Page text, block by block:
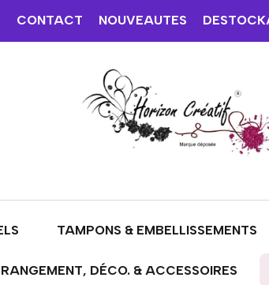
CONTACT NOUVEAUTES
TAMPONS & EMBELLISSEMENTS
RANGEMENT, DÉCO. & ACCESSOIRES